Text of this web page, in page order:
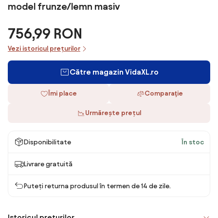
model frunze/lemn masiv
756,99 RON
Vezi istoricul prețurilor
Către magazin VidaXL.ro
Îmi place Comparaţie
Urmărește prețul
Disponibilitate În stoc
Livrare gratuită
Puteți returna produsul în termen de 14 de zile.